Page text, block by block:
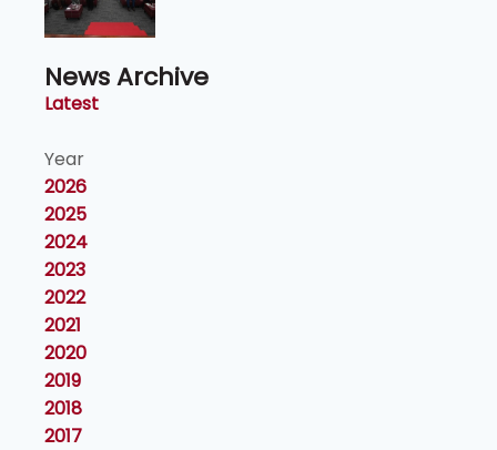
News Archive
Latest
Year
2026
2025
2024
2023
2022
2021
2020
2019
2018
2017